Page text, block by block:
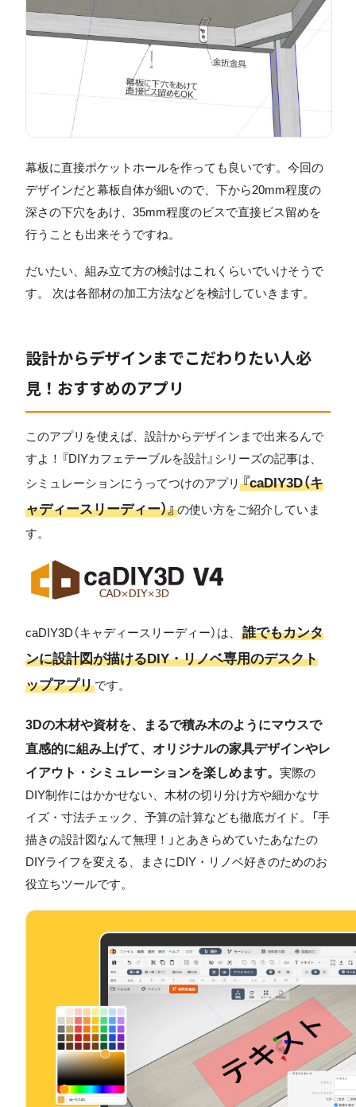
幕板に直接ポケットホールを作っても良いです。今回の
デザインだと幕板自体が細いので、下から20mm程度の
深さの下穴をあけ、35mm程度のビスで直接ビス留めを
行うことも出来そうですね。
だいたい、組み立て方の検討はこれくらいでいけそうで
す。 次は各部材の加工方法などを検討していきます。
設計からデザインまでこだわりたい人必
見！おすすめのアプリ
このアプリを使えば、設計からデザインまで出来るんで
すよ！『DIYカフェテーブルを設計』シリーズの記事は、
シミュレーションにうってつけのアプリ 『caDIY3D（キ
ャディースリーディー）』の使い方をご紹介していま
す。
caDIY3D（キャディースリーディー）は、
誰でもカンタ
ンに設計図が描けるDIY・リノベ専用のデスクト
ップアプリです。
3Dの木材や資材を、まるで積み木のようにマウスで
直感的に組み上げて、オリジナルの家具デザインやレ
イアウト・シミュレーションを楽しめます。 実際の
DIY制作にはかかせない、木材の切り分け方や細かなサ
イズ・寸法チェック、予算の計算なども徹底ガイド。「手
描きの設計図なんて無理！」とあきらめていたあなたの
DIYライフを変える、まさにDIY・リノベ好きのためのお
役立ちツールです。